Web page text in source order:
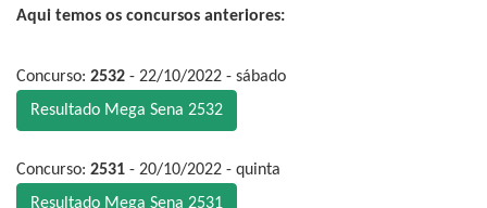
Aqui temos os concursos anteriores:
Concurso: 2532 - 22/10/2022 - sábado
Resultado Mega Sena 2532
Concurso: 2531 - 20/10/2022 - quinta
Resultado Mega Sena 2531